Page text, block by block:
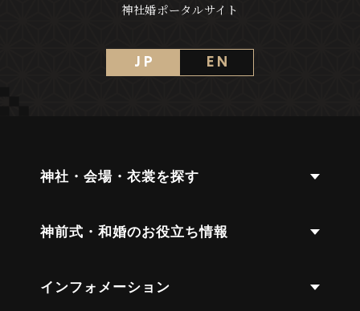
神社婚ポータルサイト
J P E N
神社・会場・衣裳を探す
神前式・和婚のお役立ち情報
インフォメーション